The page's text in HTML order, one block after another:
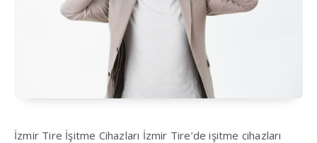
İzmir Tire İşitme Cihazları İzmir Tire’de işitme cihazları